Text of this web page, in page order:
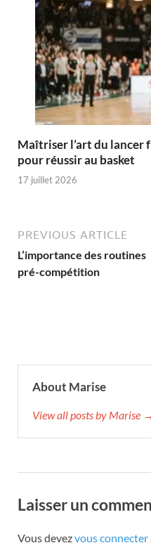
Maîtriser l’art du lancer
pour réussir au basket
17 juillet 2026
PREVIOUS ARTICLE
L’importance des routines
pré-compétition
About Marise
View all posts by Marise →
Laisser un
Vous devezvous connecter